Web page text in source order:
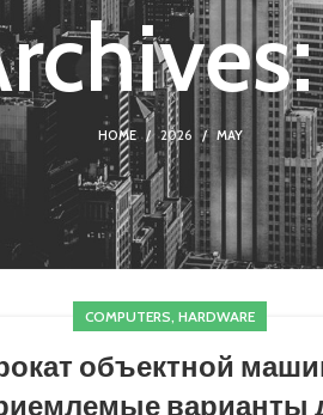
HOME 2026 MAY
COMPUTERS, HARDWARE
объектной
варианты